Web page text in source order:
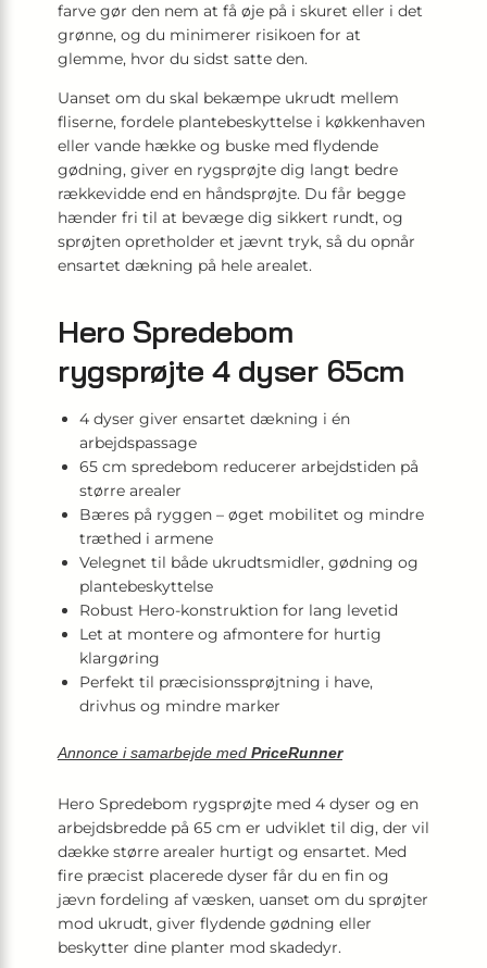
farve gør den nem at få øje på i skuret eller i det
grønne, og du minimerer risikoen for at
glemme, hvor du sidst satte den.
Uanset om du skal bekæmpe ukrudt mellem
fliserne, fordele plantebeskyttelse i køkkenhaven
eller vande hække og buske med flydende
gødning, giver en rygsprøjte dig langt bedre
rækkevidde end en håndsprøjte. Du får begge
hænder fri til at bevæge dig sikkert rundt, og
sprøjten opretholder et jævnt tryk, så du opnår
ensartet dækning på hele arealet.
Hero Spredebom
rygsprøjte 4 dyser 65cm
4 dyser giver ensartet dækning i én
arbejdspassage
65 cm spredebom reducerer arbejdstiden på
større arealer
Bæres på ryggen – øget mobilitet og mindre
træthed i armene
Velegnet til både ukrudtsmidler, gødning og
plantebeskyttelse
Robust Hero-konstruktion for lang levetid
Let at montere og afmontere for hurtig
klargøring
Perfekt til præcisionssprøjtning i have,
drivhus og mindre marker
Annonce i samarbejde med PriceRunner
Hero Spredebom rygsprøjte med 4 dyser og en
arbejdsbredde på 65 cm er udviklet til dig, der vil
dække større arealer hurtigt og ensartet. Med
fire præcist placerede dyser får du en fin og
jævn fordeling af væsken, uanset om du sprøjter
mod ukrudt, giver flydende gødning eller
beskytter dine planter mod skadedyr.